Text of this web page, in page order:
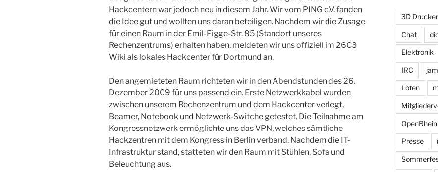
Hackcentern war jedoch neu in diesem Jahr. Wir vom PING e.V. fanden
die Idee gut und wollten uns daran beteiligen. Nachdem wir die Zusage
für einen Raum in der Emil-Figge-Str. 85 (Standort unseres
Rechenzentrums) erhalten haben, meldeten wir uns offiziell im 26C3
Wiki als lokales Hackcenter für Dortmund an.
Den angemieteten Raum richteten wir in den Abendstunden des 26.
Dezember 2009 für uns passend ein. Erste Netzwerkkabel wurden
zwischen unserem Rechenzentrum und dem Hackcenter verlegt,
Beamer, Notebook und Netzwerk-Switche getestet. Die Teilnahme am
Kongressnetzwerk ermöglichte uns das VPN, welches sämtliche
Hackzentren mit dem Kongress in Berlin verband. Nachdem die IT-
Infrastruktur stand, statteten wir den Raum mit Stühlen, Sofa und
Beleuchtung aus.
3D Drucker
Chat
Elektronik
IRC jam
Löten
Presse